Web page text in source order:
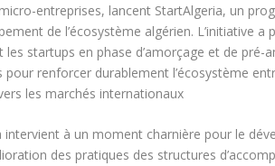
entreprises, lancent StartAlgeria, un
de l’écosystème algérien. L’initiative
les startups en phase d’amorçage et de
pour renforcer durablement l’écosystème
les marchés internationaux
intervient à un moment charnière pour le
des pratiques des structures